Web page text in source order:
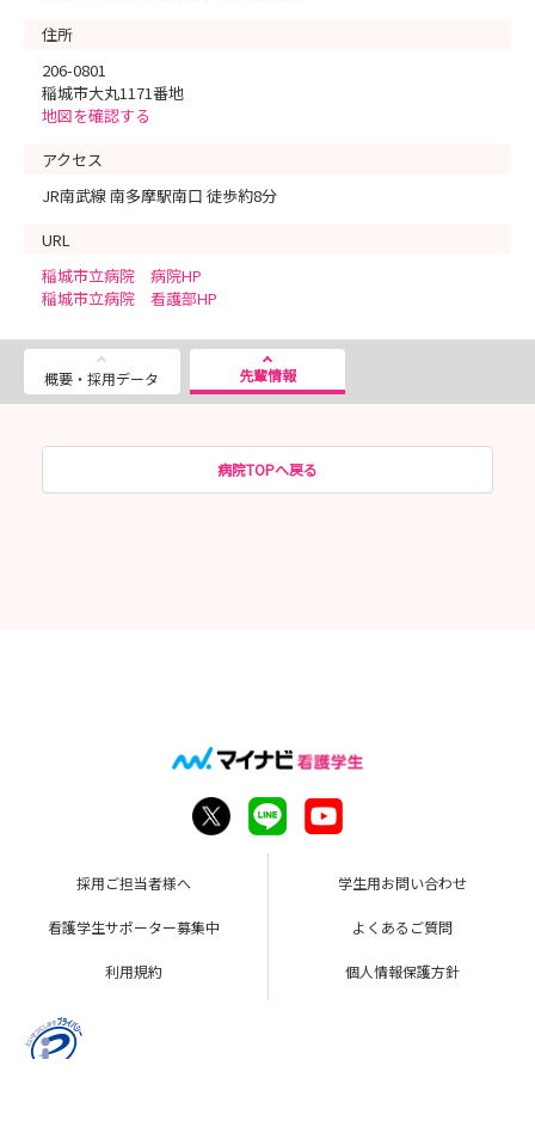
住所
206-0801
稲城市大丸1171番地
地図を確認する
アクセス
JR南武線 南多摩駅南口 徒歩約8分
URL
稲城市立病院 病院HP
稲城市立病院 看護部HP
概要・採用データ 先輩情報
病院TOPへ戻る
採用ご担当者様へ 学生用お問い合わせ
看護学生サポーター募集中 よくあるご質問
利用規約 個人情報保護方針